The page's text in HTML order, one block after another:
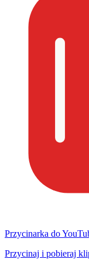
Przycinarka do
Przycinaj i pobieraj